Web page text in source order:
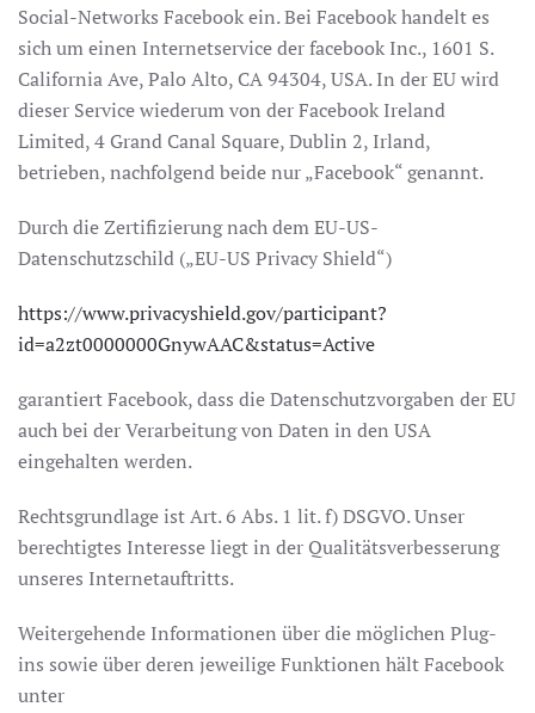
Social-Networks Facebook ein. Bei Facebook handelt es
sich um einen Internetservice der facebook Inc., 1601 S.
California Ave, Palo Alto, CA 94304, USA. In der EU wird
dieser Service wiederum von der Facebook Ireland
Limited, 4 Grand Canal Square, Dublin 2, Irland,
betrieben, nachfolgend beide nur „Facebook“ genannt.
Durch die Zertifizierung nach dem EU-US-
Datenschutzschild („EU-US Privacy Shield“)
https://www.privacyshield.gov/participant?
id=a2zt0000000GnywAAC&status=Active
garantiert Facebook, dass die Datenschutzvorgaben der EU
auch bei der Verarbeitung von Daten in den USA
eingehalten werden.
Rechtsgrundlage ist Art. 6 Abs. 1 lit. f) DSGVO. Unser
berechtigtes Interesse liegt in der Qualitätsverbesserung
unseres Internetauftritts.
Weitergehende Informationen über die möglichen Plug-
ins sowie über deren jeweilige Funktionen hält Facebook
unter